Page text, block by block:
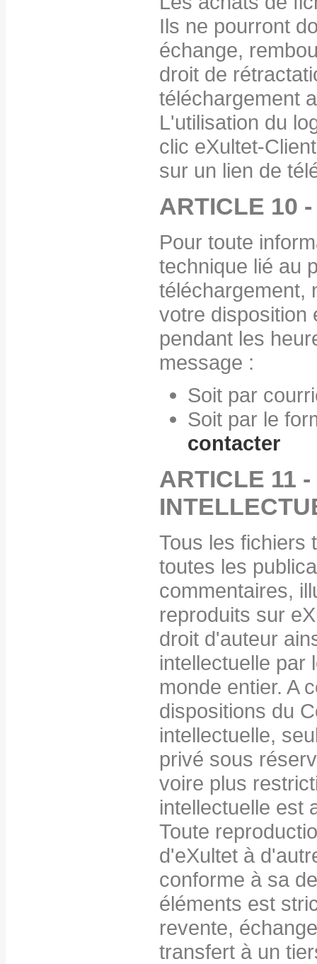
Ils ne pourront
échange,
droit de
téléchargement
L'utilisation du
clic eXultet-
sur un lien de
ARTICLE 10
Pour toute
technique lié au
téléchargement,
votre disposition
pendant les
message :
Soit par
Soit par le
contacter
ARTICLE 11
Tous les fichiers
toutes les
commentaires,
reproduits sur
droit d'auteur
intellectuelle par
monde entier. A
dispositions du
intellectuelle,
privé sous
voire plus
intellectuelle est
Toute
d'eXultet à
conforme à sa
éléments est
revente,
transfert à un